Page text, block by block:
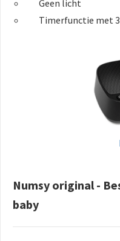
Geen licht
Timerfunctie met
Numsy original -
baby